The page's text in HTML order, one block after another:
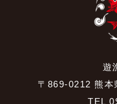
遊
〒869-0212 熊本
TEL